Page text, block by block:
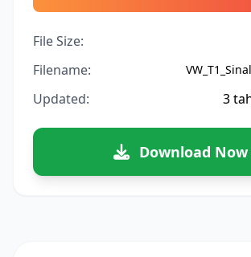
File Size:
Filename:
Updated: 3
Download Now